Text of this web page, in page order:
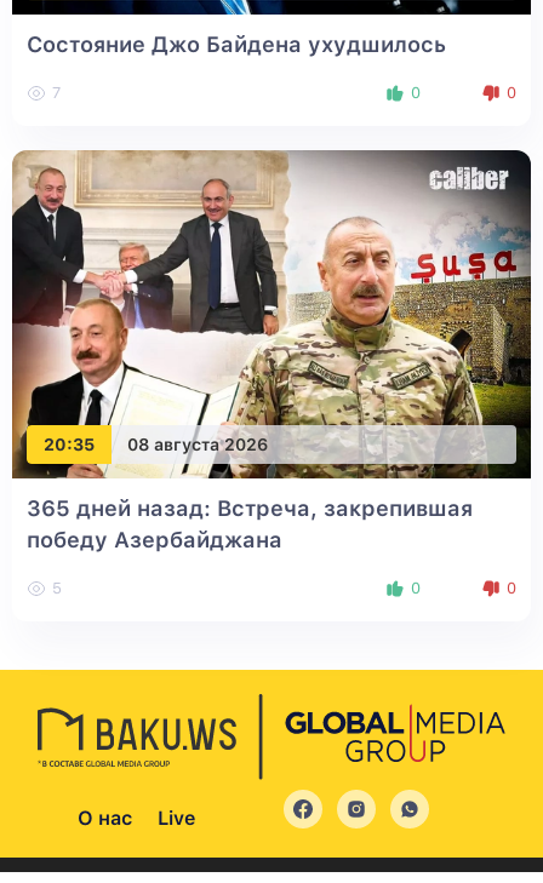
Состояние Джо Байдена ухудшилось
7 0 0
20:35 08 августа 2026
365 дней назад: Встреча, закрепившая
победу Азербайджана
5 0 0
О нас Live